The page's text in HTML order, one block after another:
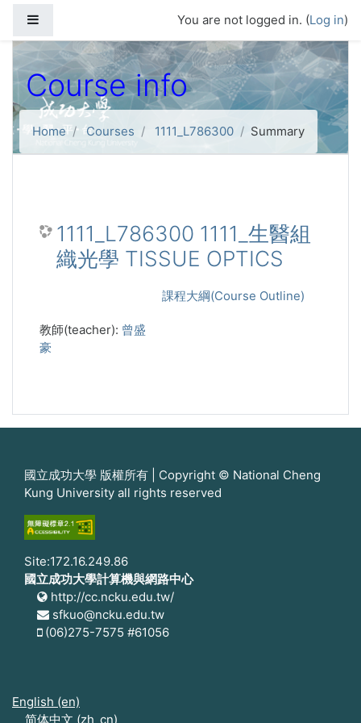
You are not logged in. (Log in)
Course info
Home Courses 1111_L786300 Summary
1111_L786300 1111_生醫組
織光學 TISSUE OPTICS
課程大綱(Course Outline)
教師(teacher): 曾盛
豪
國立成功大學 版權所有 | Copyright © National Cheng
Kung University all rights reserved
Site:172.16.249.86
國立成功大學計算機與網路中心
http://cc.ncku.edu.tw/
sfkuo@ncku.edu.tw
(06)275-7575 #61056
English ‎(en)‎
简体中文 ‎(zh_cn)‎